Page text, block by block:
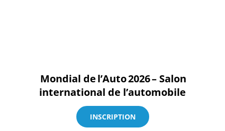
Mondial de l’Auto 2026 – Salon
international de l’automobile
INSCRIPTION